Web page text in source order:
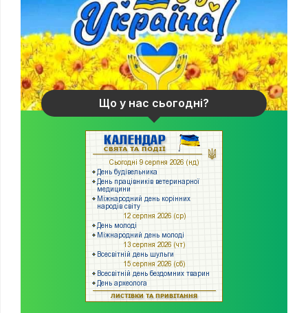
Що у нас сьогодні?